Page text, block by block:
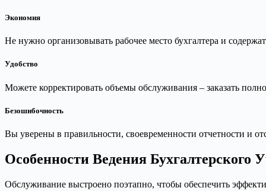
Экономия
Не нужно организовывать рабочее место бухгалтера и
Удобство
Можете корректировать объемы обслуживания – заказать
Безошибочность
Вы уверены в правильности, своевременности отчетности и
Особенности Ведения Бухгалтерского
Обслуживание выстроено поэтапно, чтобы обеспечить